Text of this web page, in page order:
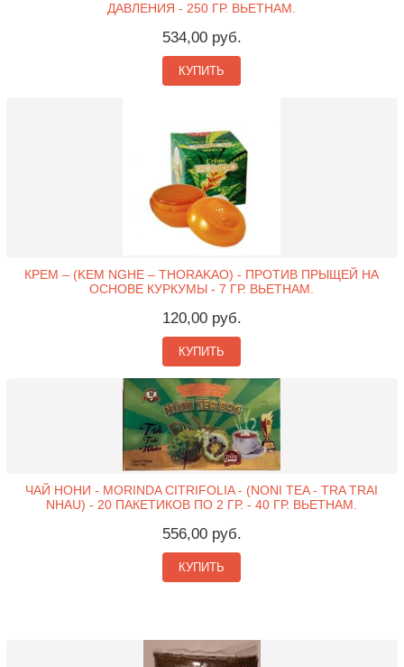
ДАВЛЕНИЯ - 250 ГР. ВЬЕТНАМ.
534,00 руб.
КУПИТЬ
КРЕМ – (KEM NGHE – THORAKAO) - ПРОТИВ ПРЫЩЕЙ НА
ОСНОВЕ КУРКУМЫ - 7 ГР. ВЬЕТНАМ.
120,00 руб.
КУПИТЬ
ЧАЙ НОНИ - MORINDA CITRIFOLIA - (NONI TEA - TRA TRAI
NHAU) - 20 ПАКЕТИКОВ ПО 2 ГР. - 40 ГР. ВЬЕТНАМ.
556,00 руб.
КУПИТЬ